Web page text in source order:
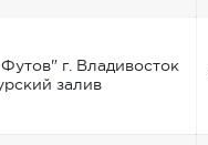
г. Владивосток
залив